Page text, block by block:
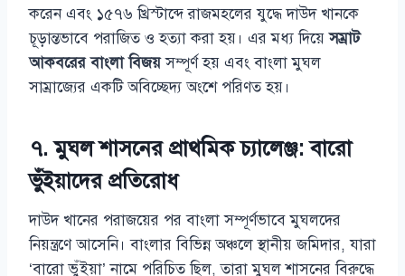
করেন এবং ১৫৭৬ খ্রিস্টাব্দে রাজমহলের যুদ্ধে দাউদ খানকে
চূড়ান্তভাবে পরাজিত ও হত্যা করা হয়। এর মধ্য দিয়েসম্রাট
আকবরের বাংলা বিজয়সম্পূর্ণ হয় এবং বাংলা মুঘল
সাম্রাজ্যের একটি অবিচ্ছেদ্য অংশে পরিণত হয়।
৭. মুঘল শাসনের প্রাথমিক চ্যালেঞ্জ: বারো
ভুঁইয়াদের প্রতিরোধ
দাউদ খানের পরাজয়ের পর বাংলা সম্পূর্ণভাবে মুঘলদের
নিয়ন্ত্রণে আসেনি। বাংলার বিভিন্ন অঞ্চলে স্থানীয় জমিদার, যারা
‘বারো ভুঁইয়া’ নামে পরিচিত ছিল, তারা মুঘল শাসনের বিরুদ্ধে